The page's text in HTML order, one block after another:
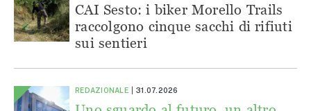
CAI Sesto: i biker Morello Trails
raccolgono cinque sacchi di rifiuti
sui sentieri
REDAZIONALE 31.07.2026